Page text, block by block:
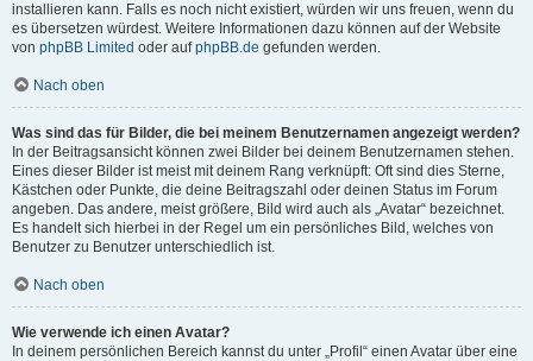
installieren kann. Falls es noch nicht existiert, würden wir uns freuen, wenn du
es übersetzen würdest. Weitere Informationen dazu können auf der Website
von phpBB Limited oder aufphpBB.de gefunden werden.
Nach oben
Was sind das für Bilder, die bei meinem Benutzernamen angezeigt werden?
In der Beitragsansicht können zwei Bilder bei deinem Benutzernamen stehen.
Eines dieser Bilder ist meist mit deinem Rang verknüpft: Oft sind dies Sterne,
Kästchen oder Punkte, die deine Beitragszahl oder deinen Status im Forum
angeben. Das andere, meist größere, Bild wird auch als „Avatar“ bezeichnet.
Es handelt sich hierbei in der Regel um ein persönliches Bild, welches von
Benutzer zu Benutzer unterschiedlich ist.
Nach oben
Wie verwende ich einen Avatar?
In deinem persönlichen Bereich kannst du unter „Profil“ einen Avatar über eine